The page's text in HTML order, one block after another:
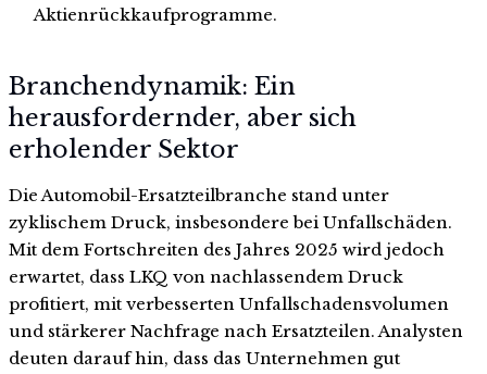
Aktienrückkaufprogramme.
Branchendynamik: Ein
herausfordernder, aber sich
erholender Sektor
Die Automobil-Ersatzteilbranche stand unter
zyklischem Druck, insbesondere bei Unfallschäden.
Mit dem Fortschreiten des Jahres 2025 wird jedoch
erwartet, dass LKQ von nachlassendem Druck
profitiert, mit verbesserten Unfallschadensvolumen
und stärkerer Nachfrage nach Ersatzteilen. Analysten
deuten darauf hin, dass das Unternehmen gut